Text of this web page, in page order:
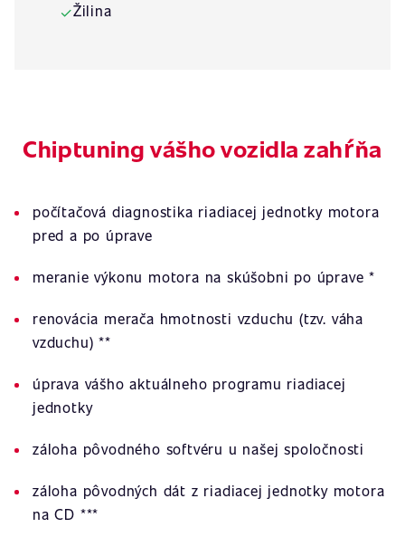
✓Žilina
Chiptuning vášho vozidla zahŕňa
počítačová diagnostika riadiacej jednotky motora
pred a po úprave
meranie výkonu motora na skúšobni po úprave *
renovácia merača hmotnosti vzduchu (tzv. váha
vzduchu) **
úprava vášho aktuálneho programu riadiacej
jednotky
záloha pôvodného softvéru u našej spoločnosti
záloha pôvodných dát z riadiacej jednotky motora
na CD ***